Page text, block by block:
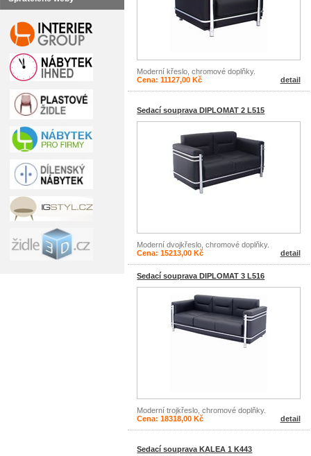
Moderní křeslo, chromové doplňky.
detail
Cena: 11127,00 Kč
Sedací souprava DIPLOMAT 2 L515
Moderní dvojkřeslo, chromové doplňky.
detail
Cena: 15213,00 Kč
Sedací souprava DIPLOMAT 3 L516
Moderní trojkřeslo, chromové doplňky.
detail
Cena: 18318,00 Kč
Sedací souprava KALEA 1 K443